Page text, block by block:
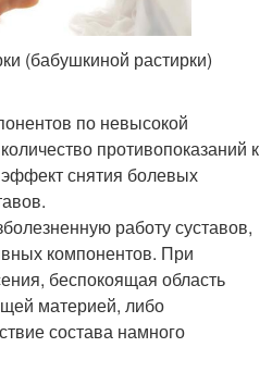
(бабушкиной растирки)
по невысокой
противопоказаний к
снятия болевых
работу суставов,
компонентов. При
беспокоящая область
материей, либо
состава намного